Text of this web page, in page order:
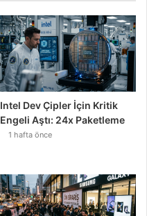
Intel Dev Çipler İçin Kritik
Engeli Aştı: 24x Paketleme
1 hafta önce